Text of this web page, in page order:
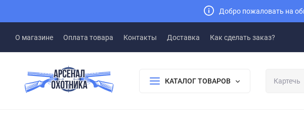
Добро пожаловать на
О магазине Оплата товара Контакты Доставка Как сделать заказ?
КАТАЛОГ ТОВАРОВ